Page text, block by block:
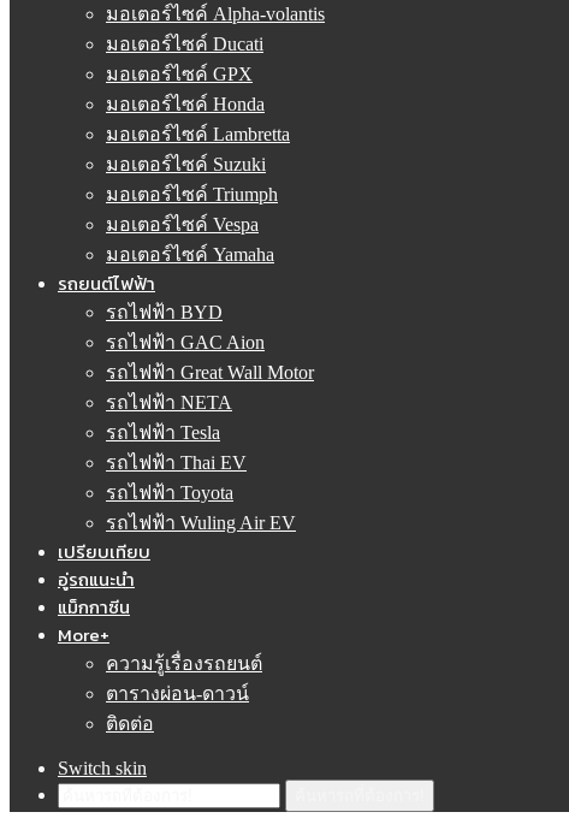
มอเตอร์ไซค์ Alpha-volantis
มอเตอร์ไซค์ Ducati
มอเตอร์ไซค์ GPX
มอเตอร์ไซค์ Honda
มอเตอร์ไซค์ Lambretta
มอเตอร์ไซค์ Suzuki
มอเตอร์ไซค์ Triumph
มอเตอร์ไซค์ Vespa
มอเตอร์ไซค์ Yamaha
รถยนต์ไฟฟ้า
รถไฟฟ้า BYD
รถไฟฟ้า GAC Aion
รถไฟฟ้า Great Wall Motor
รถไฟฟ้า NETA
รถไฟฟ้า Tesla
รถไฟฟ้า Thai EV
รถไฟฟ้า Toyota
รถไฟฟ้า Wuling Air EV
เปรียบเทียบ
อู่รถแนะนำ
แม็กกาซีน
More+
ความรู้เรื่องรถยนต์
ตารางผ่อน-ดาวน์
ติดต่อ
Switch skin